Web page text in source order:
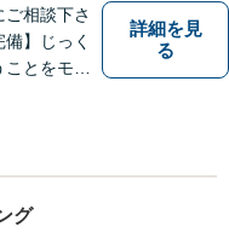
ご相談下さ
】じっく
とをモッ
詳細を見
る
グ